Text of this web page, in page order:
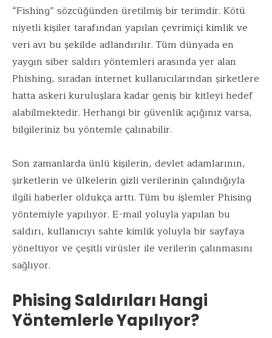
“Fishing” sözcüğünden üretilmiş bir terimdir. Kötü
niyetli kişiler tarafından yapılan çevrimiçi kimlik ve
veri avı bu şekilde adlandırılır. Tüm dünyada en
yaygın siber saldırı yöntemleri arasında yer alan
Phishing, sıradan internet kullanıcılarından şirketlere
hatta askeri kuruluşlara kadar geniş bir kitleyi hedef
alabilmektedir. Herhangi bir güvenlik açığınız varsa,
bilgileriniz bu yöntemle çalınabilir.
Son zamanlarda ünlü kişilerin, devlet adamlarının,
şirketlerin ve ülkelerin gizli verilerinin çalındığıyla
ilgili haberler oldukça arttı. Tüm bu işlemler Phising
yöntemiyle yapılıyor. E-mail yoluyla yapılan bu
saldırı, kullanıcıyı sahte kimlik yoluyla bir sayfaya
yöneltiyor ve çeşitli virüsler ile verilerin çalınmasını
sağlıyor.
Phising Saldırıları Hangi
Yöntemlerle Yapılıyor?